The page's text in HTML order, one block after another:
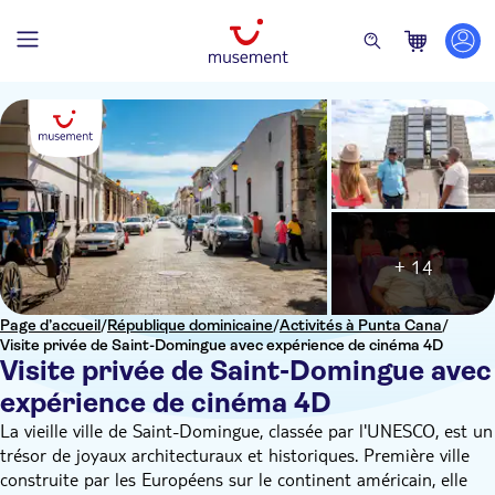
Page d’accueil/République dominicaine/Activités à Punta Cana/
Visite privée de Saint-Domingue avec expérience de cinéma 4D
Visite privée de Saint-Domingue avec
expérience de cinéma 4D
+ 14
La vieille ville de Saint-Domingue, classée par l'UNESCO, est un
trésor de joyaux architecturaux et historiques. Première ville
construite par les Européens sur le continent américain, elle